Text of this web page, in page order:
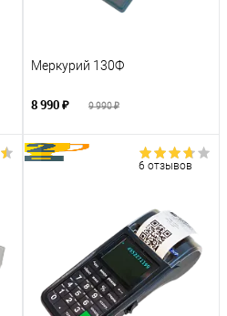
Меркурий 130Ф
8 990 ₽ 9 990 ₽
6 отзывов